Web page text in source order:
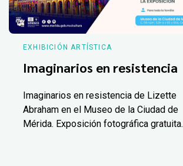
EXHIBICIÓN ARTÍSTICA
Imaginarios en resistencia
Imaginarios en resistencia de Lizette
Abraham en el Museo de la Ciudad de
Mérida. Exposición fotográfica gratuita.